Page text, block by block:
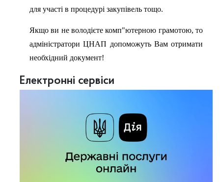
для участі в процедурі закупівель тощо.
Якщо ви не володієте комп"ютерною грамотою, то
адміністратори ЦНАП допоможуть Вам отримати
необхідний документ!
Електронні сервіси